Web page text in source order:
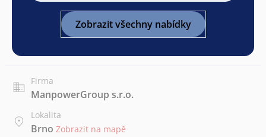
Zobrazit všechny nabídky
Firma
ManpowerGroup s.r.o.
Lokalita
Brno Zobrazit na mapě